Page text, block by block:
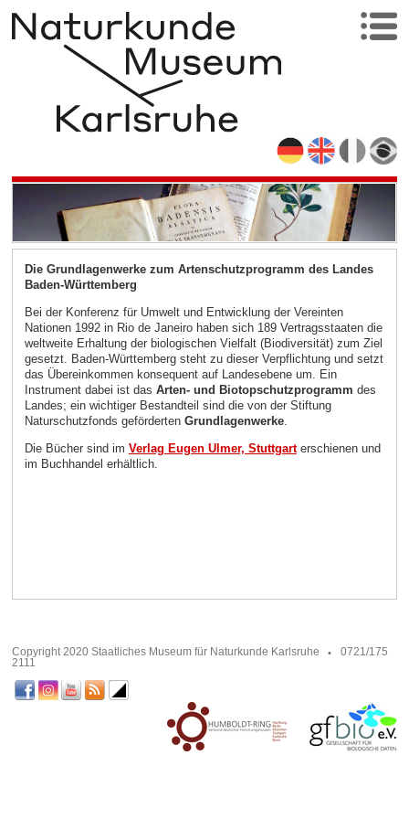
Die Grundlagenwerke zum Artenschutzprogramm des Landes
Baden-Württemberg
Bei der Konferenz für Umwelt und Entwicklung der Vereinten
Nationen 1992 in Rio de Janeiro haben sich 189 Vertragsstaaten die
weltweite Erhaltung der biologischen Vielfalt (Biodiversität) zum Ziel
gesetzt. Baden-Württemberg steht zu dieser Verpflichtung und setzt
das Übereinkommen konsequent auf Landesebene um. Ein
Instrument dabei ist das Arten- und Biotopschutzprogramm des
Landes; ein wichtiger Bestandteil sind die von der Stiftung
Naturschutzfonds geförderten Grundlagenwerke.
Die Bücher sind im Verlag Eugen Ulmer, Stuttgarterschienen und
im Buchhandel erhältlich.
Copyright 2020 Staatliches Museum für Naturkunde Karlsruhe
0721/175
2111